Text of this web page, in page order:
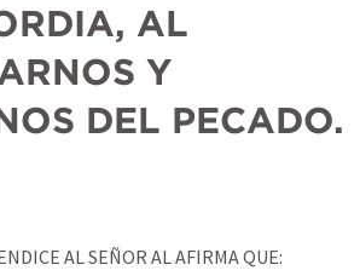
AL
Y
DEL PECADO.
AL SEÑOR AL AFIRMA QUE: